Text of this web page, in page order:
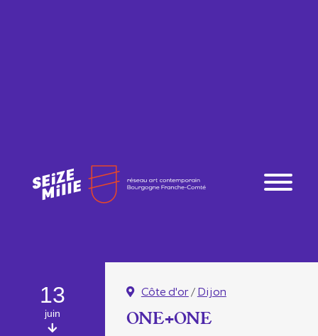
13
juin
Côte d'or/Dijon
ONE+ONE